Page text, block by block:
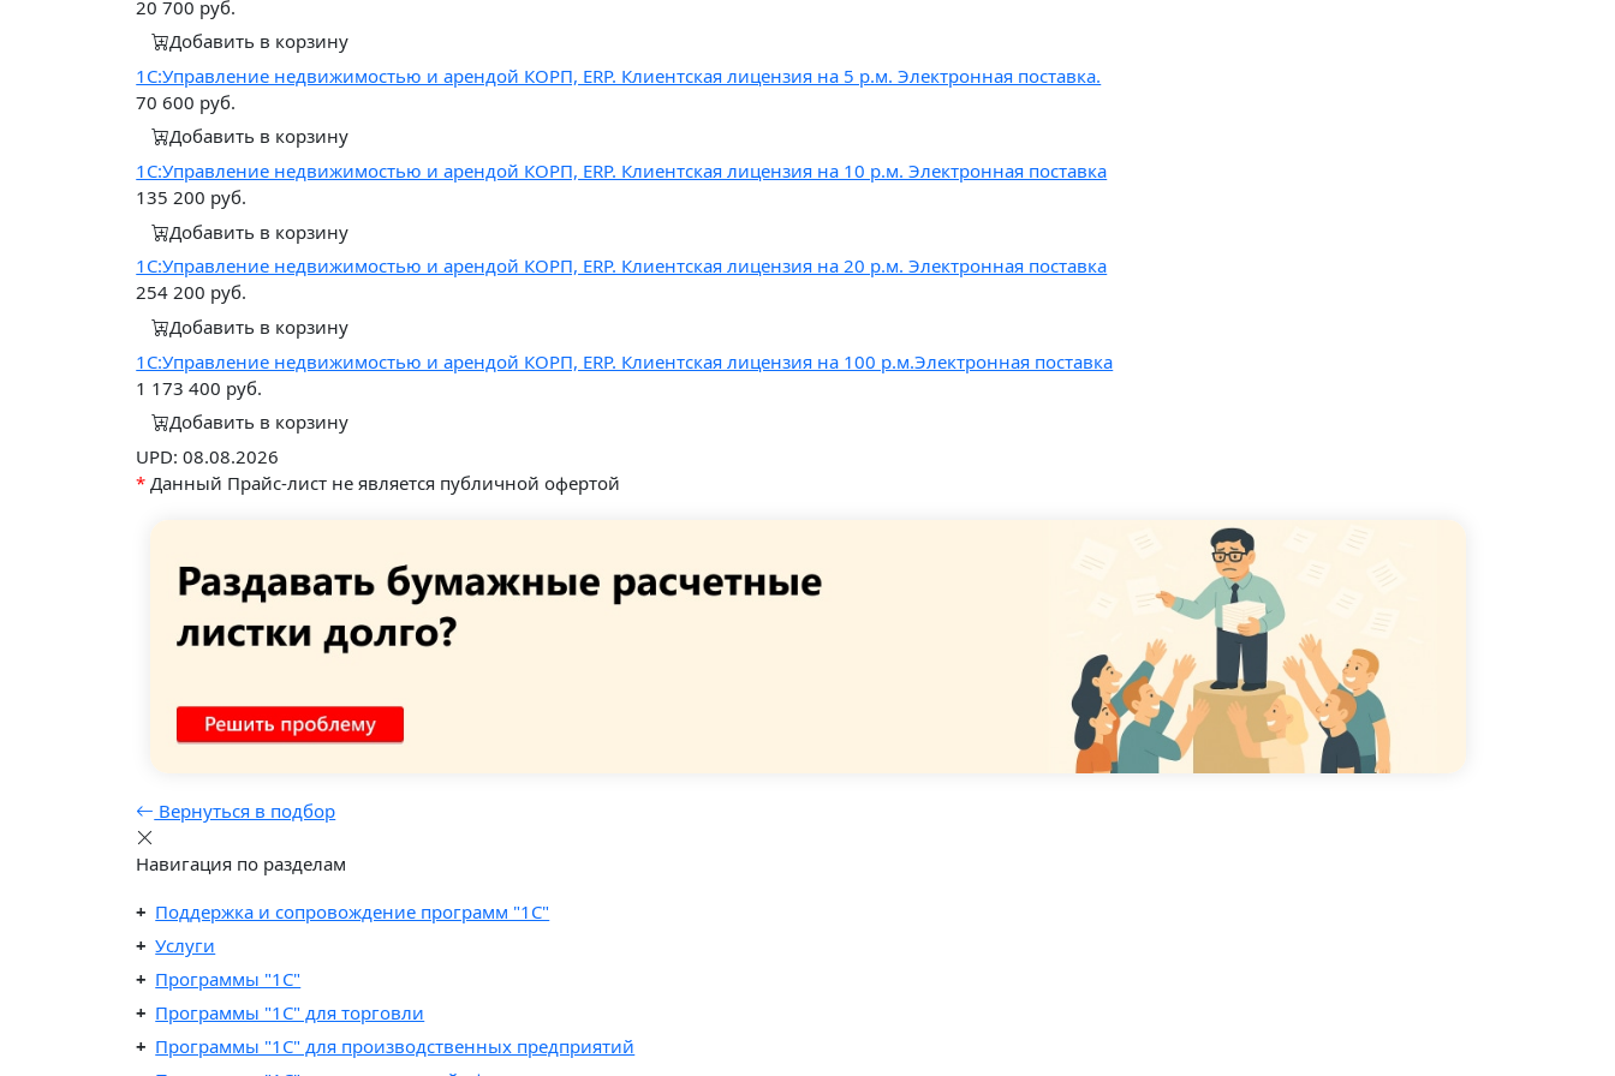
20 700 руб.
Добавить в корзину
1С:Управление недвижимостью и арендой КОРП, ERP. Клиентская лицензия на 5 р.м. Электронная поставка.
70 600 руб.
Добавить в корзину
1С:Управление недвижимостью и арендой КОРП, ERP. Клиентская лицензия на 10 р.м. Электронная поставка
135 200 руб.
Добавить в корзину
1С:Управление недвижимостью и арендой КОРП, ERP. Клиентская лицензия на 20 р.м. Электронная поставка
254 200 руб.
Добавить в корзину
1С:Управление недвижимостью и арендой КОРП, ERP. Клиентская лицензия на 100 р.м.Электронная поставка
1 173 400 руб.
Добавить в корзину
UPD: 08.08.2026
* Данный Прайс-лист не является публичной офертой
Вернуться в подбор
Навигация по разделам
Поддержка и сопровождение программ "1С"
Услуги
Программы "1С"
Программы "1C" для торговли
Программы "1C" для производственных предприятий